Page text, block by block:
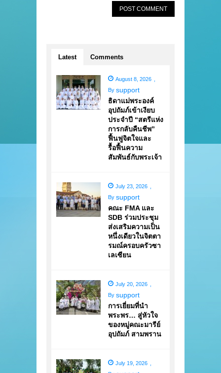
Latest Comments
August 8, 2026
By support
ธิดาแม่พระองค์
อุปถัมภ์เข้าเงียบ
ประจำปี “สตรีแห่ง
การกลับคืนชีพ”
ฟื้นฟูจิตใจและ
รื้อฟื้นความ
สัมพันธ์กับพระเจ้า
July 23, 2026
By support
คณะ FMA และ
SDB ร่วมประชุม
ส่งเสริมความเป็น
หนึ่งเดียวในจิตตา
รมณ์ครอบครัวซา
เลเซียน
July 20, 2026
By support
การเยี่ยมที่นำ
พระพร… สู่หัวใจ
ของหมู่คณะมารีย์
อุปถัมภ์ สามพราน
July 19, 2026